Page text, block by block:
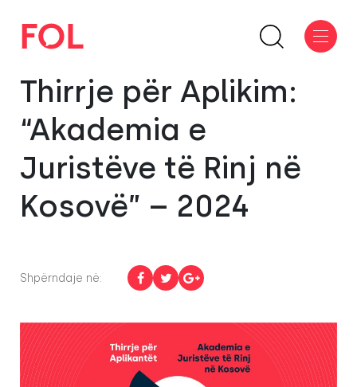
Thirrje për Aplikim:
“Akademia e
Juristëve të Rinj në
Kosovë” – 2024
Shpërndaje në: